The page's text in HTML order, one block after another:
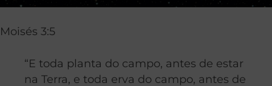
Moisés 3:5
“E toda planta do campo, antes de estar
na Terra, e toda erva do campo, antes de